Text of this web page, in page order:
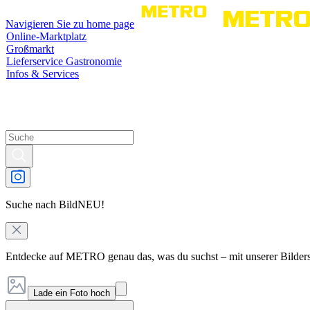
Navigieren Sie zu home page
Online-Marktplatz
Großmarkt
Lieferservice Gastronomie
Infos & Services
Suche nach BildNEU!
Entdecke auf METRO genau das, was du suchst – mit unserer
Lade ein Foto hoch